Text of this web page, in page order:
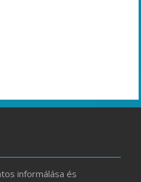
informálása és